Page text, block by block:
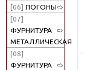
[06] ПОГОНЫ
[07]
ФУРНИТУРА
МЕТАЛЛИЧЕСКАЯ
[08]
ФУРНИТУРА